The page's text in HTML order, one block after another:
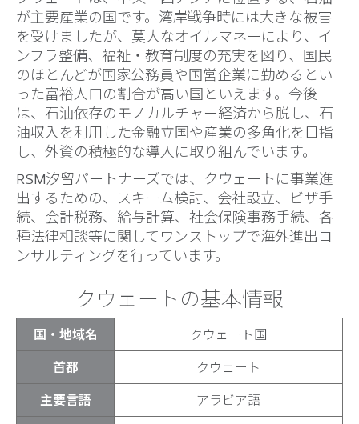
が主要産業の国です。湾岸戦争時には大きな被害
を受けましたが、莫大なオイルマネーにより、イ
ンフラ整備、福祉・教育制度の充実を図り、国民
のほとんどが国家公務員や国営企業に勤めるとい
った富裕人口の割合が高い国といえます。今後
は、石油依存のモノカルチャー経済から脱し、石
油収入を利用した金融立国や産業の多角化を目指
し、外資の積極的な導入に取り組んでいます。
RSM汐留パートナーズでは、クウェートに事業進
出するための、スキーム検討、会社設立、ビザ手
続、会計税務、給与計算、社会保険事務手続、各
種法律相談等に関してワンストップで海外進出コ
ンサルティングを行っています。
クウェートの基本情報
国・地域名 クウェート国
首都 クウェート
主要言語 アラビア語